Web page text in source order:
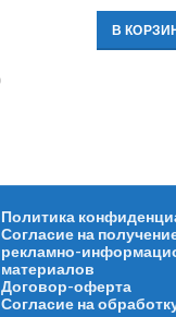
В
Политика
Согласие на
рекламно-
материалов
Договор-оферта
Согласие на